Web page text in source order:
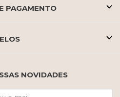
PAGAMENTO
NOVIDADES